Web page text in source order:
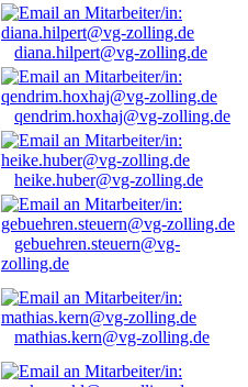
diana.hilpert@vg-zolling.de
qendrim.hoxhaj@vg-zolling.de
heike.huber@vg-zolling.de
gebuehren.steuern@vg-
zolling.de
mathias.kern@vg-zolling.de